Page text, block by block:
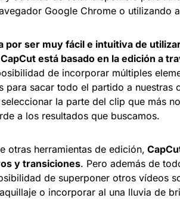
Google Chrome o utilizando
por ser muy fácil e intuitiva de
está basado en la edición a
de incorporar múltiples
para sacar todo el partido a nuestras
la parte del clip que más
a los resultados que buscamos.
otras herramientas de edición,
y transiciones. Pero además de
de superponer otros vídeos
o incorporar al una lluvia de